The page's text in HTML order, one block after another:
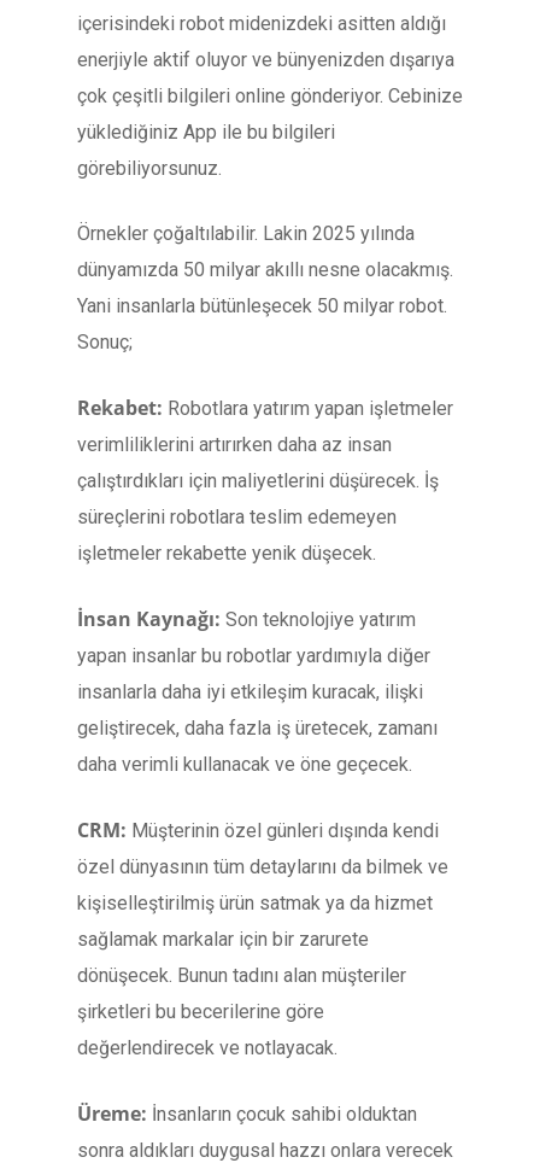
içerisindeki robot midenizdeki asitten aldığı
enerjiyle aktif oluyor ve bünyenizden dışarıya
çok çeşitli bilgileri online gönderiyor. Cebinize
yüklediğiniz App ile bu bilgileri
görebiliyorsunuz.
Örnekler çoğaltılabilir. Lakin 2025 yılında
dünyamızda 50 milyar akıllı nesne olacakmış.
Yani insanlarla bütünleşecek 50 milyar robot.
Sonuç;
Rekabet: Robotlara yatırım yapan işletmeler
verimliliklerini artırırken daha az insan
çalıştırdıkları için maliyetlerini düşürecek. İş
süreçlerini robotlara teslim edemeyen
işletmeler rekabette yenik düşecek.
İnsan Kaynağı: Son teknolojiye yatırım
yapan insanlar bu robotlar yardımıyla diğer
insanlarla daha iyi etkileşim kuracak, ilişki
geliştirecek, daha fazla iş üretecek, zamanı
daha verimli kullanacak ve öne geçecek.
CRM: Müşterinin özel günleri dışında kendi
özel dünyasının tüm detaylarını da bilmek ve
kişiselleştirilmiş ürün satmak ya da hizmet
sağlamak markalar için bir zarurete
dönüşecek. Bunun tadını alan müşteriler
şirketleri bu becerilerine göre
değerlendirecek ve notlayacak.
Üreme: İnsanların çocuk sahibi olduktan
sonra aldıkları duygusal hazzı onlara verecek